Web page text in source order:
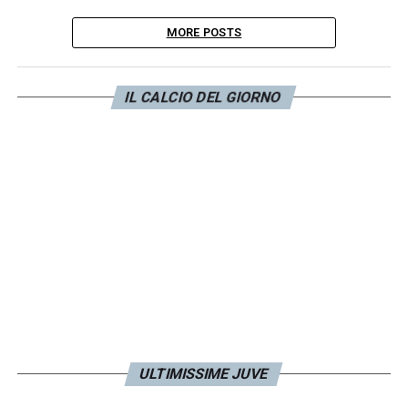
MORE POSTS
IL CALCIO DEL GIORNO
ULTIMISSIME JUVE